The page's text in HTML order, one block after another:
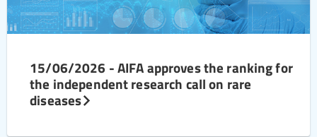
15/06/2026 - AIFA approves the ranking for
the independent research call on rare
diseases